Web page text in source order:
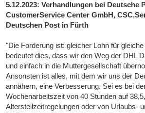
5.12.2023: Verhandlungen bei Deutsche
CustomerService Center GmbH,
Deutschen Post in Fürth
"Die Forderung ist: gleicher Lohn für
bedeutet dies, dass wir den Weg der DHL
und einfach in die Muttergesellschaft
Ansonsten ist alles, mit dem wir uns der
annähern, eine Verbesserung. Sei es bei
Wochenarbeitszeit von 40 Stunden auf
Altersteilzeitregelungen oder von Urlaubs-